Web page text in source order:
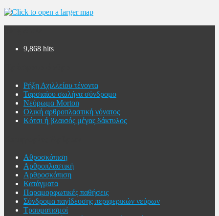
9,868 hits
Ρήξη Αχιλλείου τένοντα
Ταρσιαίου σωλήνα σύνδρομο
Νεύρωμα Morton
Ολική αρθροπλαστική γόνατος
Κότσι ή βλαισός μέγας δάκτυλος
Αθροσκόπιση
Αρθροπλαστική
Αρθροσκόπιση
Κατάγματα
Παραμορφωτικές παθήσεις
Σύνδρομα παγίδευσης περιφερικών νεύρων
Τραυματισμοί